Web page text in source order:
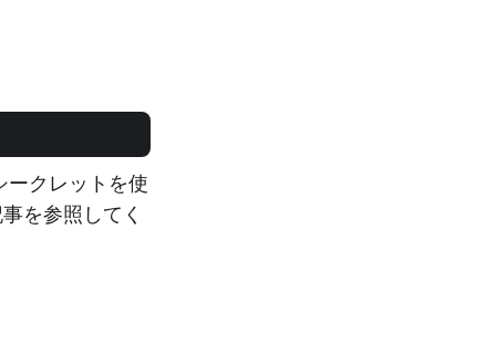
ークレットを使
を参照してく